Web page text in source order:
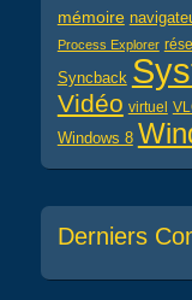
mémoire
Process Explorer
Syncback
Vidéo virtuel
Windows 8
Derniers